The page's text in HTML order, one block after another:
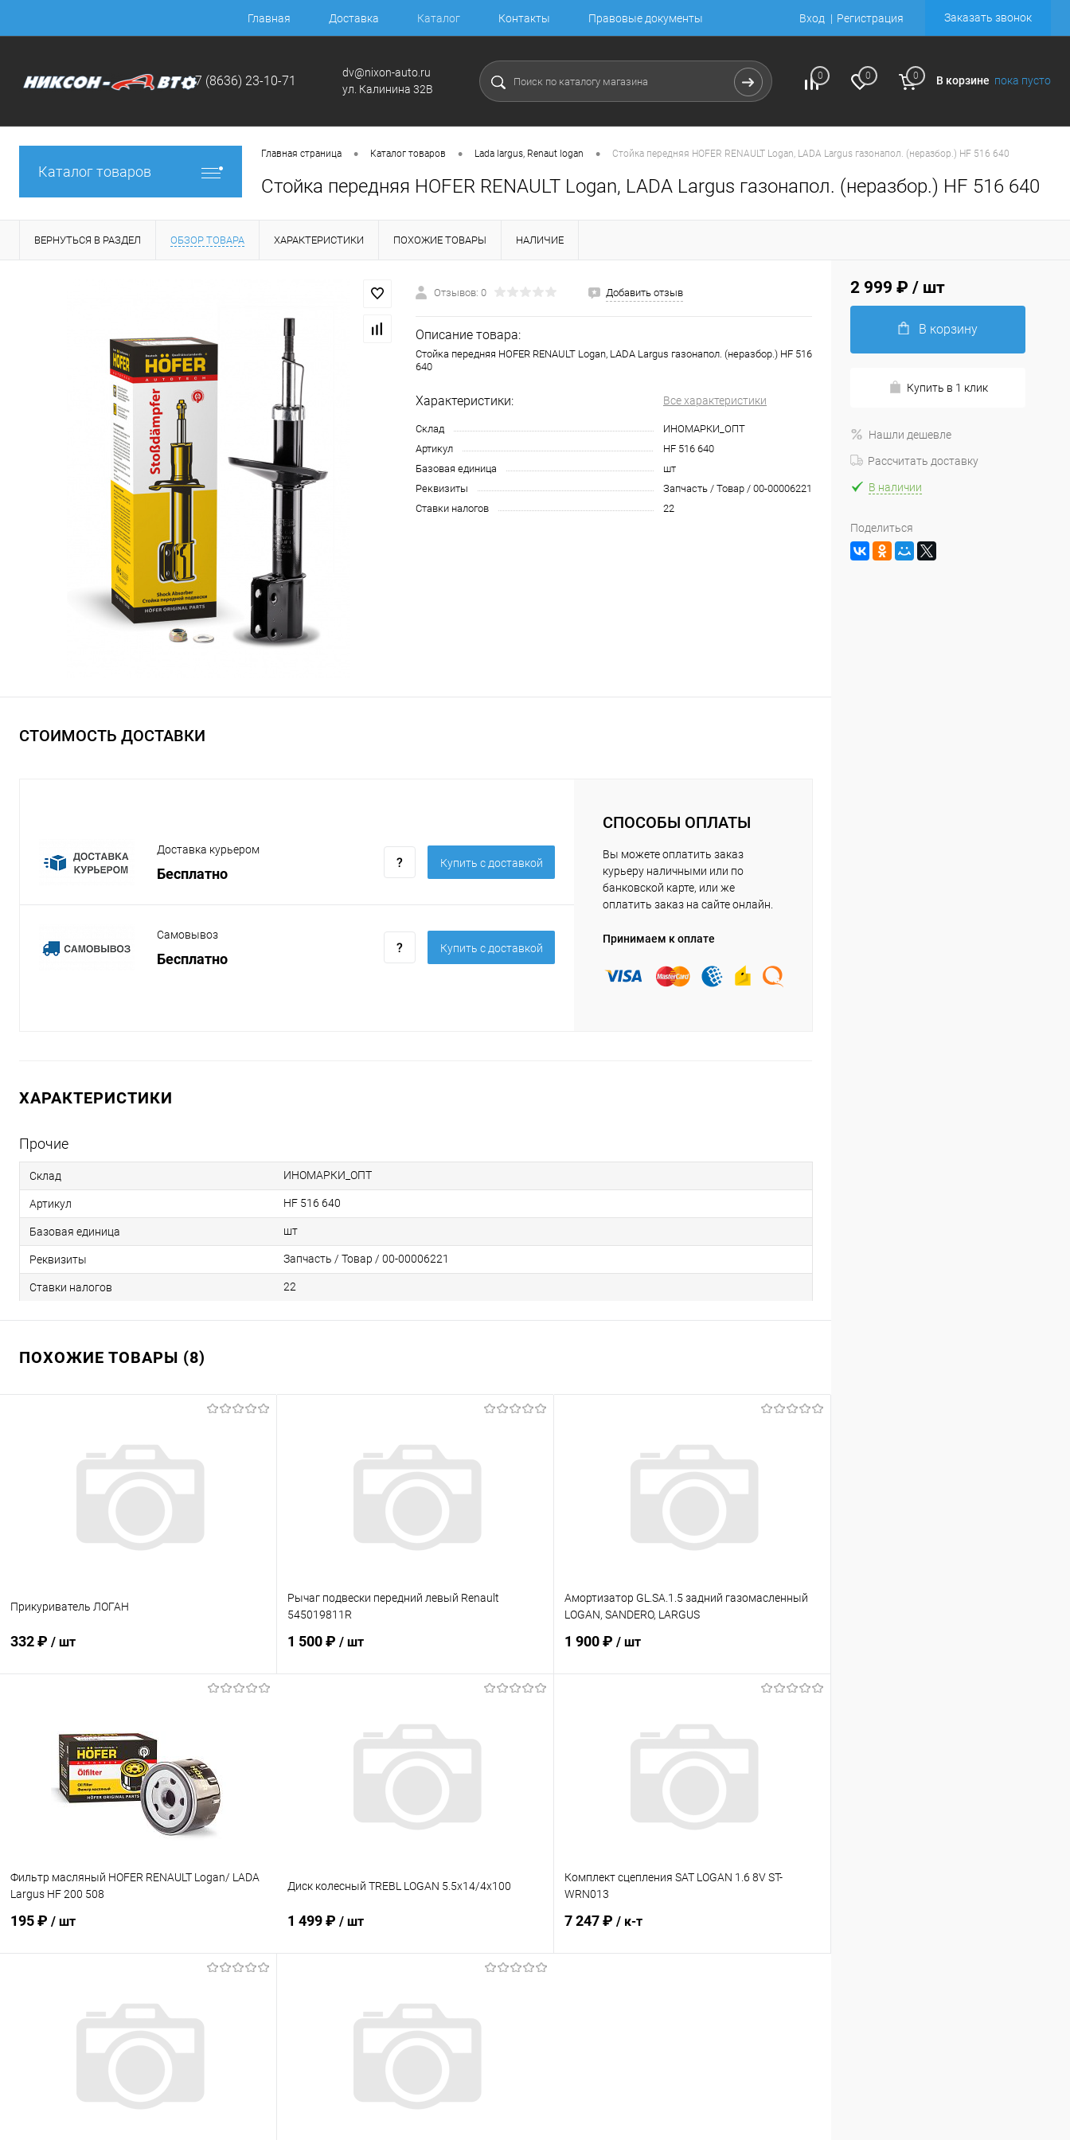
Главная Доставка Каталог Контакты Правовые документы Вход Регистрация Заказать звонок
+7 (8636) 23-10-71
dv@nixon-auto.ru
ул. Калинина 32В
0 0 0 В корзине пока пусто
Каталог товаров
Главная страница • Каталог товаров • Lada largus, Renaut logan • Стойка передняя HOFER RENAULT Logan, LADA Largus газонапол. (неразбор.) HF 516 640
Стойка передняя HOFER RENAULT Logan, LADA Largus газонапол. (неразбор.) HF 516 640
ВЕРНУТЬСЯ В РАЗДЕЛ ОБЗОР ТОВАРА ХАРАКТЕРИСТИКИ ПОХОЖИЕ ТОВАРЫ НАЛИЧИЕ
Отзывов: 0 Добавить отзыв
Описание товара:
Стойка передняя HOFER RENAULT Logan, LADA Largus газонапол. (неразбор.) HF 516
640
Характеристики: Все характеристики
Склад
ИНОМАРКИ_ОПТ
Артикул
HF 516 640
Базовая единица
шт
Реквизиты
Запчасть / Товар / 00-00006221
Ставки налогов
22
СТОИМОСТЬ ДОСТАВКИ
Доставка курьером
Бесплатно
Купить c доставкой
Самовывоз
Бесплатно
Купить c доставкой
СПОСОБЫ ОПЛАТЫ
Вы можете оплатить заказ
курьеру наличными или по
банковской карте, или же
оплатить заказ на сайте онлайн.
Принимаем к оплате
ХАРАКТЕРИСТИКИ
Прочие
Склад ИНОМАРКИ_ОПТ
Артикул HF 516 640
Базовая единица шт
Реквизиты Запчасть / Товар / 00-00006221
Ставки налогов 22
ПОХОЖИЕ ТОВАРЫ (8)
Прикуриватель ЛОГАН
332 ₽ / шт
Купить в 1 клик
В избранное В наличии
Рычаг подвески передний левый Renault
545019811R
1 500 ₽ / шт
Купить в 1 клик Сравнение
Под заказ
Амортизатор GL.SA.1.5 задний газомасленный
LOGAN, SANDERO, LARGUS
1 900 ₽ / шт
Купить в 1 клик Сравнение
В наличии
Фильтр масляный HOFER RENAULT Logan/ LADA
Largus HF 200 508
195 ₽ / шт
Купить в 1 клик Сравнение
В наличии
Диск колесный TREBL LOGAN 5.5x14/4x100
1 499 ₽ / шт
Купить в 1 клик Сравнение
В наличии
Комплект сцепления SAT LOGAN 1.6 8V ST-
WRN013
7 247 ₽ / к-т
2 999 ₽ / шт
В корзину
Купить в 1 клик
Нашли дешевле
Рассчитать доставку
В наличии
Поделиться